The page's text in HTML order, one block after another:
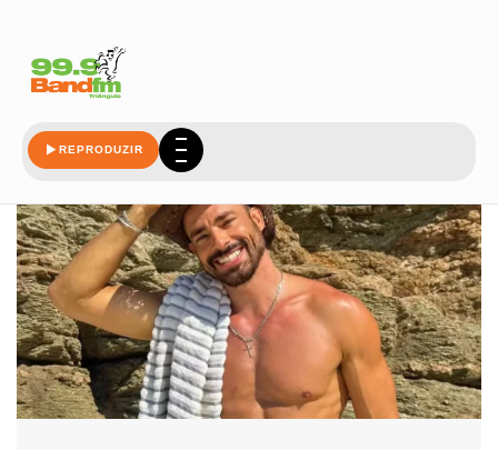
REPRODUZIR